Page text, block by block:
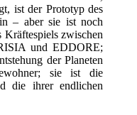
ist der Prototyp des
– aber sie ist noch
Kräftespiels zwischen
und EDDORE;
der Planeten
sie ist die
die ihrer endlichen